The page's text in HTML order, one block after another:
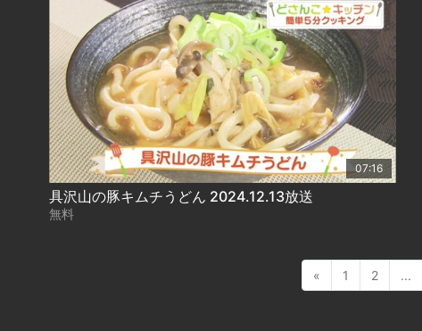
07:16
具沢山の豚キムチうどん 2024.12.13放送
無料
« 1 2 ...